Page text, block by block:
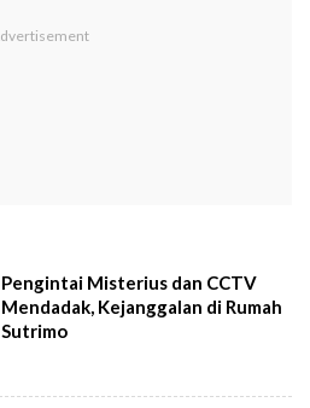
Pengintai Misterius dan CCTV
Mendadak, Kejanggalan di Rumah
Sutrimo